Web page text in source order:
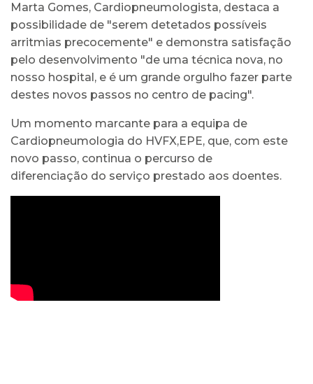
Marta Gomes, Cardiopneumologista, destaca a
possibilidade de "serem detetados possíveis
arritmias precocemente" e demonstra satisfação
pelo desenvolvimento "de uma técnica nova, no
nosso hospital, e é um grande orgulho fazer parte
destes novos passos no centro de pacing".
Um momento marcante para a equipa de
Cardiopneumologia do HVFX,EPE, que, com este
novo passo, continua o percurso de
diferenciação do serviço prestado aos doentes.